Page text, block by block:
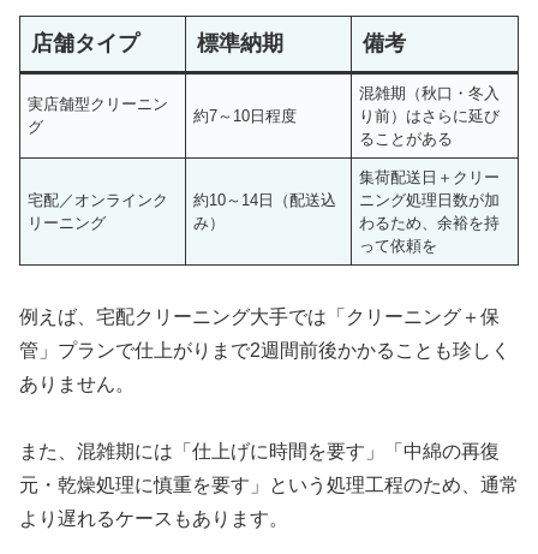
店舗タイプ 標準納期 備考
実店舗型クリーニン
グ
約7～10日程度
混雑期（秋口・冬入
り前）はさらに延び
ることがある
宅配／オンラインク
リーニング
約10～14日（配送込
み）
集荷配送日＋クリー
ニング処理日数が加
わるため、余裕を持
って依頼を
例えば、宅配クリーニング大手では「クリーニング＋保
管」プランで仕上がりまで2週間前後かかることも珍しく
ありません。
また、混雑期には「仕上げに時間を要す」「中綿の再復
元・乾燥処理に慎重を要す」という処理工程のため、通常
より遅れるケースもあります。